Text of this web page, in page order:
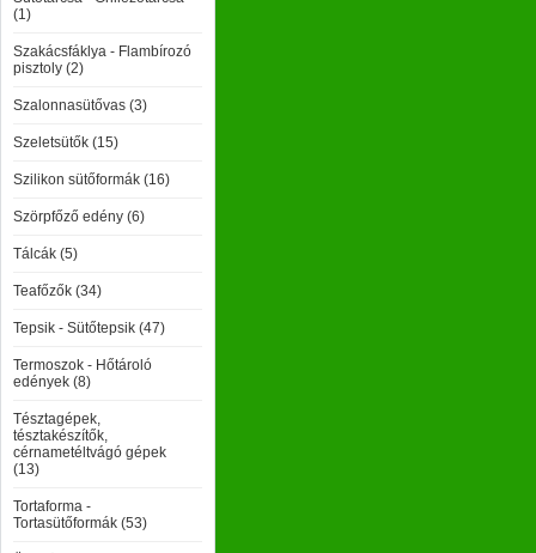
(1)
Szakácsfáklya - Flambírozó
pisztoly (2)
Szalonnasütővas (3)
Szeletsütők (15)
Szilikon sütőformák (16)
Szörpfőző edény (6)
Tálcák (5)
Teafőzők (34)
Tepsik - Sütőtepsik (47)
Termoszok - Hőtároló
edények (8)
Tésztagépek,
tésztakészítők,
cérnametéltvágó gépek
(13)
Tortaforma -
Tortasütőformák (53)